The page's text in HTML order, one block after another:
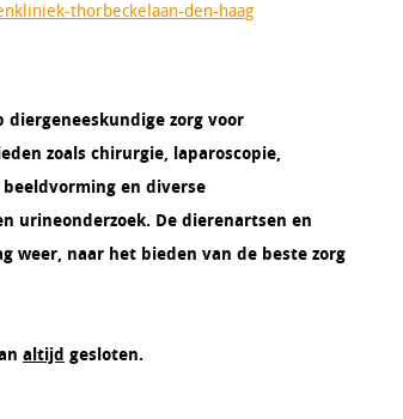
thorbeckelaan-den-haag
zorg voor
zoals chirurgie, laparoscopie,
en diverse
urineonderzoek. De dierenartsen en
weer, naar het bieden van de beste zorg
altijd gesloten.